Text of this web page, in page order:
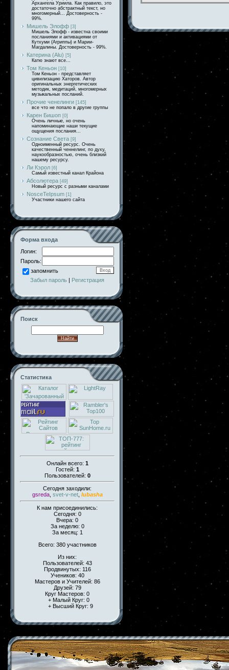
Архангела Уриила. Как правило, это
достаточно абстрактный текст, но
многомерный... Достоверность -
99%.
Мишель Элофф [3]
Мишель Элофф - известна своими
посланиями и активациями от
Кутхуми (Агриппы) и Марии-
Магдалины. Достоверность - 99%.
Катерина (Alu) [5]
Катю знают все...
Том Кеньон [10]
Том Кеньон - представляет
цивилизацию Хаторов. Автор
оригинальных энергетических
методик, медитаций, многомерных
музыкальных посланий.
Прочие ченелинги [145]
все что не попало в другие группы
Карен Бишоп [0]
Очень личные, но очень
напоминающие наши текущие
ощущения послания...
Сознание Света [9]
Одноименный ресурс. Очень
качественный ченнелинг, по духу,
наукообразностью, очень близкий
нашему ресурсу.
Ли Кэрол [6]
Самый известный канал Крайона
Абсолютера [49]
Новый ресурс с разными каналами
NosceTeIpsum [1]
Участники нашего сайта
Форма входа
Логин:
Пароль:
запомнить
Забыл пароль | Регистрация
Поиск
Статистика
Онлайн всего: 1
Гостей: 1
Пользователей: 0
Сегодня заходили:
gsreda, svet-v-net, lubasha
К нам присоединились:
Сегодня: 0
Вчера: 0
За неделю: 0
За месяц: 1
Всего: 380 участников
Из них:
Пользователей: 43
Продвинутых: 116
Учеников: 40
Мастеров и Учителей: 86
Друзей: 79
Круг Мастеров: 0
+ Малый Круг: 0
+ Высший Круг: 9